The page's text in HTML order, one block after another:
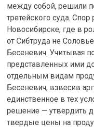
между собой, решили
третейского суда.
Новосибирске, где в
от Сибтруда не
Бесеневич. Учитывая
представленных ими
отдельным видам
Бесеневич, взвесив
единственное в тех
решение — утвердить
твердые цены на